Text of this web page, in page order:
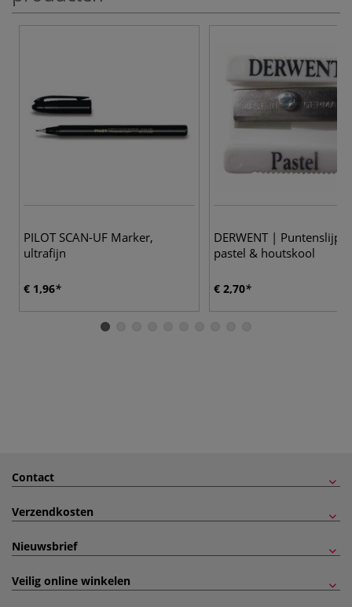
PILOT SCAN-UF Marker,
ultrafijn
€ 1,96
DERWENT |
pastel & houtskool
€ 2,70
Contact
Verzendkosten
Nieuwsbrief
Veilig online winkelen